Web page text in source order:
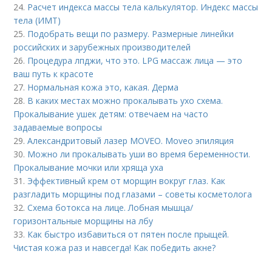
24. Расчет индекса массы тела калькулятор. Индекс массы
тела (ИМТ)
25. Подобрать вещи по размеру. Размерные линейки
российских и зарубежных производителей
26. Процедура лпджи, что это. LPG массаж лица — это
ваш путь к красоте
27. Нормальная кожа это, какая. Дерма
28. В каких местах можно прокалывать ухо схема.
Прокалывание ушек детям: отвечаем на часто
задаваемые вопросы
29.Александритовый лазер MOVEO. Moveo эпиляция
30. Можно ли прокалывать уши во время беременности.
Прокалывание мочки или хряща уха
31. Эффективный крем от морщин вокруг глаз. Как
разгладить морщины под глазами – советы косметолога
32.Схема ботокса на лице. Лобная мышца/
горизонтальные морщины на лбу
33. Как быстро избавиться от пятен после прыщей.
Чистая кожа раз и навсегда! Как победить акне?